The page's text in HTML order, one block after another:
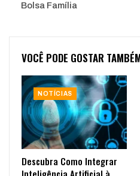
Bolsa Família
VOCÊ PODE GOSTAR
NOTÍCIAS
Descubra Como Integrar